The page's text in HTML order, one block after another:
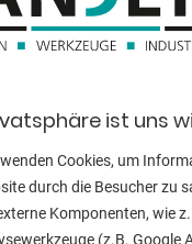
6011 grün oder RAL
mit
mit
ca. 600 l
ist uns
Cookies, um
durch die Besucher zu
Komponenten, wie
(z.B. Google